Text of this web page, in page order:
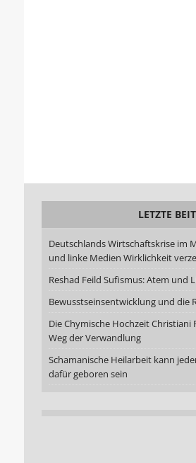
LETZTE
Deutschlands Wirtschaftskrise im
und linke Medien Wirklichkeit
Reshad Feild Sufismus: Atem und
Bewusstseinsentwicklung und die
Die Chymische Hochzeit Christiani
Weg der Verwandlung
Schamanische Heilarbeit kann
dafür geboren sein